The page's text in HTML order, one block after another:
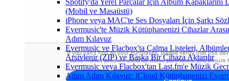
Spotify'da Yerel Parçalar İçin Albüm Kapaklarını
(Mobil ve Masaüstü)
iPhone veya MAC'te Ses Dosyaları İçin Şarkı
Evermusic'te Müzik Kütüphanenizi Cihazlar
Adım Kılavuz
Evermusic ve Flacbox'ta Çalma Listeleri,
Arşivlenir (ZIP) ve Başka Bir Cihaza Aktarılır
Evermusic veya Flacbox'tan Last.fm'e Müzik
Adım Adım Kılavuz: iCloud Kütüphanenizi